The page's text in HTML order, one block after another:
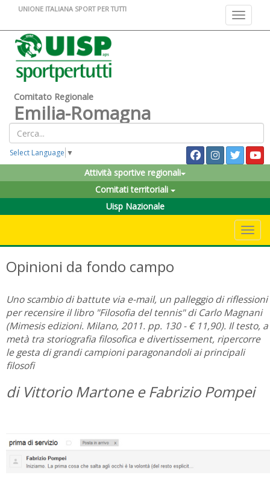
Toggle
UNIONE ITALIANA SPORT PER TUTTI
Comitato Regionale
Emilia-Romagna
Select Language ▼
Attività sportive regionali
Comitati territoriali
Uisp Nazionale
Opinioni da fondo campo
Uno scambio di battute via e-mail, un palleggio di riflessioni
per recensire il libro "Filosofia del tennis" di Carlo Magnani
(Mimesis edizioni. Milano, 2011. pp. 130 - € 11,90). Il testo, a
metà tra storiografia filosofica e divertissement, ripercorre
le gesta di grandi campioni paragonandoli ai principali
filosofi
di Vittorio Martone e Fabrizio Pompei